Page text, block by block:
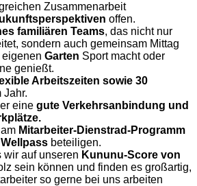
Zusammenarbeit
offen.
familiären Teams, das nicht nur
sondern auch gemeinsam Mittag
eigenen Garten Sport macht oder
genießt.
Arbeitszeiten sowie 30
Jahr.
eine gute Verkehrsanbindung und
Mitarbeiter-Dienstrad-Programm
Wellpass beteiligen.
wir auf unseren Kununu-Score von
sein können und finden es großartig,
so gerne bei uns arbeiten